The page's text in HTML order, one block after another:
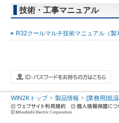
技術・工事マニュアル
R32クールマルチ技術マニュアル（製
WIN2Kトップ 製品情報 [業務用]低